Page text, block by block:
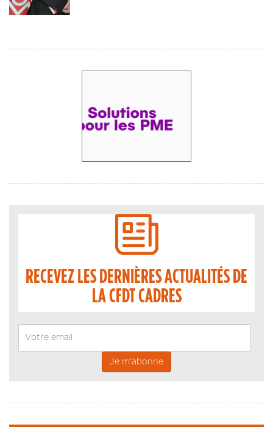
RECEVEZ LES DERNIÈRES ACTUALITÉS DE
LA CFDT CADRES